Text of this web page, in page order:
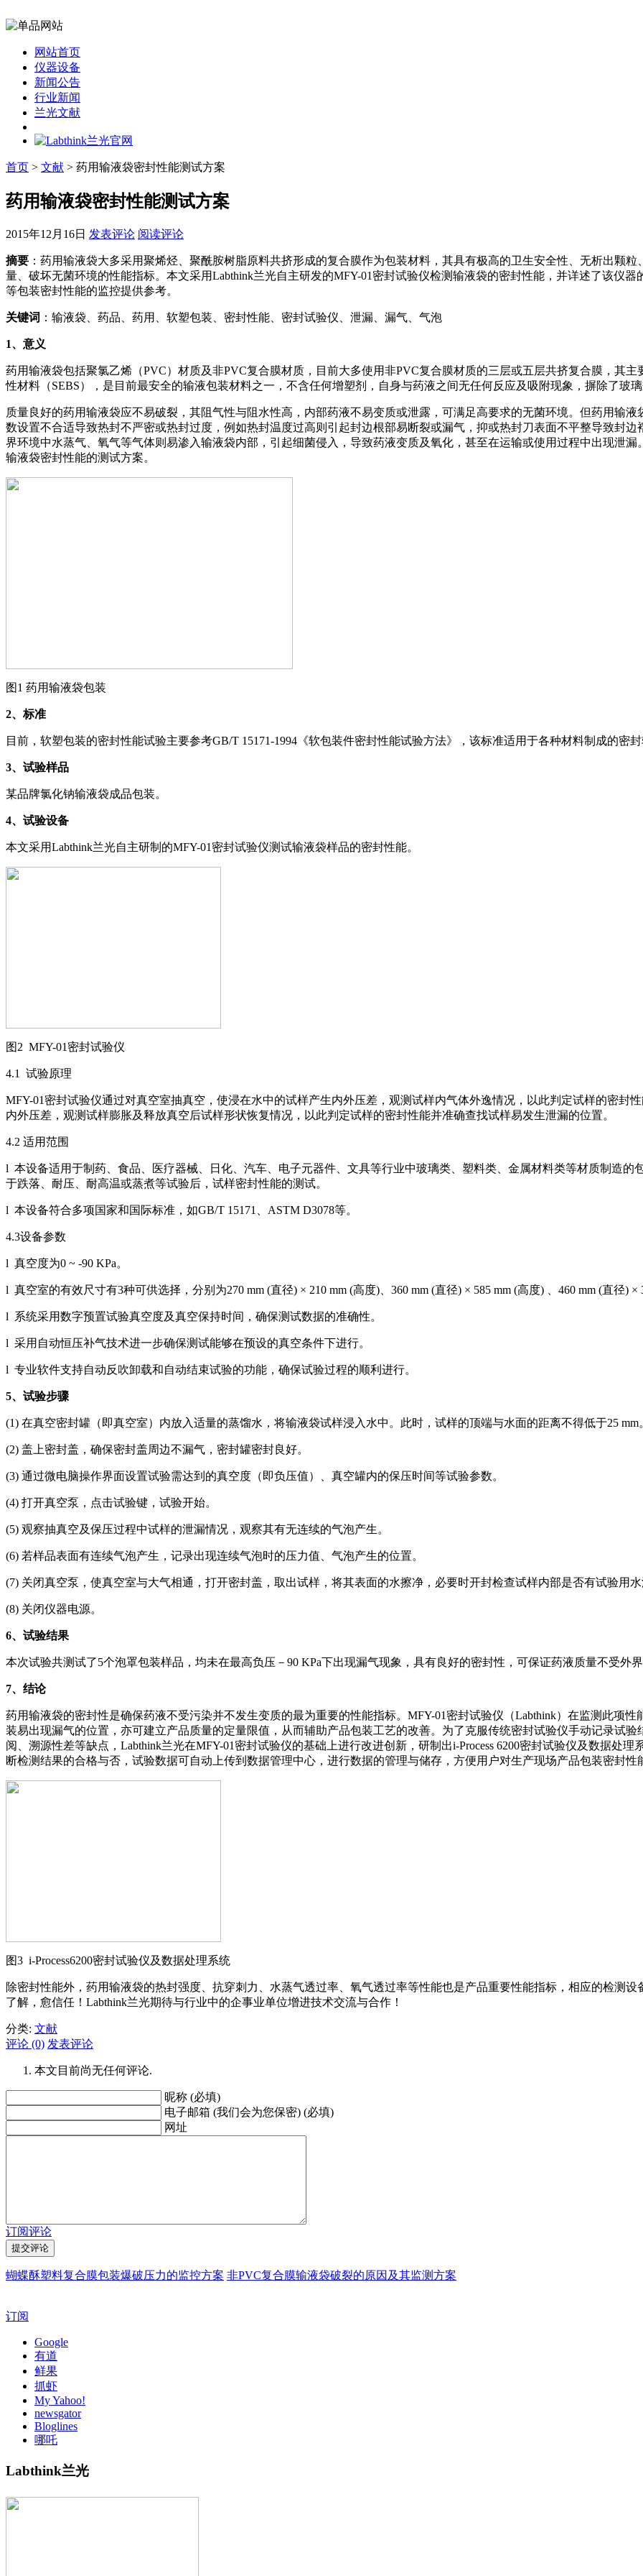
网站首页
仪器设备
新闻公告
行业新闻
兰光文献
首页 > 文献 > 药用输液袋密封性能测试方案
药用输液袋密封性能测试方案
2015年12月16日 发表评论 阅读评论
摘要 ：药用输液袋大多采用聚烯烃、聚酰胺树脂原料共挤形成的复合膜作为包装材料，其具有极高的卫生安全性、无析出颗
量、破坏无菌环境的性能指标。本文采用Labthink兰光自主研发的MFY-01密封试验仪检测输液袋的密封性能，并详述了该仪
等包装密封性能的监控提供参考。
关键词 ：输液袋、药品、药用、软塑包装、密封性能、密封试验仪、泄漏、漏气、气泡
1、意义
药用输液袋包括聚氯乙烯（PVC）材质及非PVC复合膜材质，目前大多使用非PVC复合膜材质的三层或五层共挤复合膜，其
性材料（SEBS），是目前最安全的输液包装材料之一，不含任何增塑剂，自身与药液之间无任何反应及吸附现象，摒除了玻
质量良好的药用输液袋应不易破裂，其阻气性与阻水性高，内部药液不易变质或泄露，可满足高要求的无菌环境。但药用输
数设置不合适导致热封不严密或热封过度，例如热封温度过高则引起封边根部易断裂或漏气，抑或热封刀表面不平整导致封
界环境中水蒸气、氧气等气体则易渗入输液袋内部，引起细菌侵入，导致药液变质及氧化，甚至在运输或使用过程中出现泄
输液袋密封性能的测试方案。
图1 药用输液袋包装
2、标准
目前，软塑包装的密封性能试验主要参考GB/T 15171-1994《软包装件密封性能试验方法》，该标准适用于各种材料制成的密
3、试验样品
某品牌氯化钠输液袋成品包装。
4、试验设备
本文采用Labthink兰光自主研制的MFY-01密封试验仪测试输液袋样品的密封性能。
图2 MFY-01密封试验仪
4.1 试验原理
MFY-01密封试验仪通过对真空室抽真空，使浸在水中的试样产生内外压差，观测试样内气体外逸情况，以此判定试样的密封
内外压差，观测试样膨胀及释放真空后试样形状恢复情况，以此判定试样的密封性能并准确查找试样易发生泄漏的位置。
4.2 适用范围
l 本设备适用于制药、食品、医疗器械、日化、汽车、电子元器件、文具等行业中玻璃类、塑料类、金属材料类等材质制造的
于跌落、耐压、耐高温或蒸煮等试验后，试样密封性能的测试。
l 本设备符合多项国家和国际标准，如GB/T 15171、ASTM D3078等。
4.3设备参数
l 真空度为0 ~ -90 KPa。
l 真空室的有效尺寸有3种可供选择，分别为270 mm (直径) × 210 mm (高度)、360 mm (直径) × 585 mm (高度) 、460 mm (直径) ×
l 系统采用数字预置试验真空度及真空保持时间，确保测试数据的准确性。
l 采用自动恒压补气技术进一步确保测试能够在预设的真空条件下进行。
l 专业软件支持自动反吹卸载和自动结束试验的功能，确保试验过程的顺利进行。
5、试验步骤
(1) 在真空密封罐（即真空室）内放入适量的蒸馏水，将输液袋试样浸入水中。此时，试样的顶端与水面的距离不得低于25 mm
(2) 盖上密封盖，确保密封盖周边不漏气，密封罐密封良好。
(3) 通过微电脑操作界面设置试验需达到的真空度（即负压值）、真空罐内的保压时间等试验参数。
(4) 打开真空泵，点击试验键，试验开始。
(5) 观察抽真空及保压过程中试样的泄漏情况，观察其有无连续的气泡产生。
(6) 若样品表面有连续气泡产生，记录出现连续气泡时的压力值、气泡产生的位置。
(7) 关闭真空泵，使真空室与大气相通，打开密封盖，取出试样，将其表面的水擦净，必要时开封检查试样内部是否有试验用水
(8) 关闭仪器电源。
6、试验结果
本次试验共测试了5个泡罩包装样品，均未在最高负压－90 KPa下出现漏气现象，具有良好的密封性，可保证药液质量不受外界
7、结论
药用输液袋的密封性是确保药液不受污染并不发生变质的最为重要的性能指标。MFY-01密封试验仪（Labthink）在监测此项
装易出现漏气的位置，亦可建立产品质量的定量限值，从而辅助产品包装工艺的改善。为了克服传统密封试验仪手动记录试
阅、溯源性差等缺点，Labthink兰光在MFY-01密封试验仪的基础上进行改进创新，研制出i-Process 6200密封试验仪及数据处
断检测结果的合格与否，试验数据可自动上传到数据管理中心，进行数据的管理与储存，方便用户对生产现场产品包装密封性
图3 i-Process6200密封试验仪及数据处理系统
除密封性能外，药用输液袋的热封强度、抗穿刺力、水蒸气透过率、氧气透过率等性能也是产品重要性能指标，相应的检测设
了解，愈信任！Labthink兰光期待与行业中的企事业单位增进技术交流与合作！
分类: 文献
评论 (0) 发表评论
本文目前尚无任何评论.
昵称 (必填)
电子邮箱 (我们会为您保密) (必填)
网址
订阅评论
蝴蝶酥塑料复合膜包装爆破压力的监控方案 非PVC复合膜输液袋破裂的原因及其监测方案
订阅
Google
有道
鲜果
抓虾
My Yahoo!
newsgator
Bloglines
哪吒
Labthink兰光